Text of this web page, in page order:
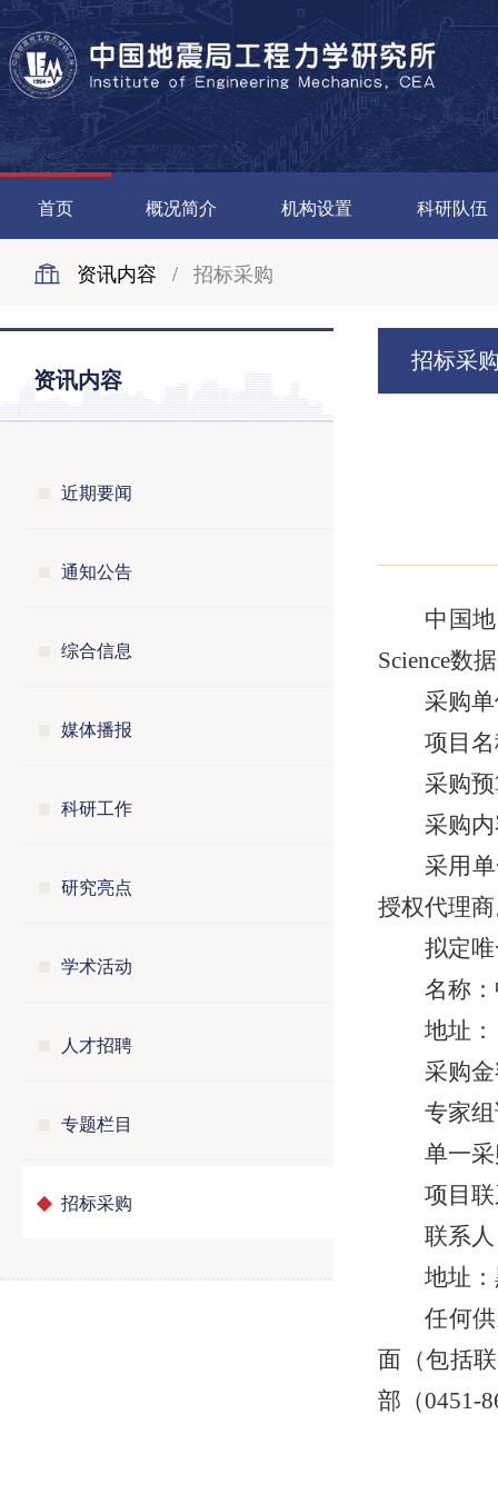
首页 概况简介 机构设置 科研队伍
资讯内容 / 招标采购
资讯内容
近期要闻
通知公告
综合信息
媒体播报
科研工作
研究亮点
学术活动
人才招聘
专题栏目
招标采购
招标采
中国
Science数
采购
项目
采购
采购
采用
授权代理
拟定
名称
地址
采购
专家
单一
项目
联系
地址
任何
面（包括
部（0451-